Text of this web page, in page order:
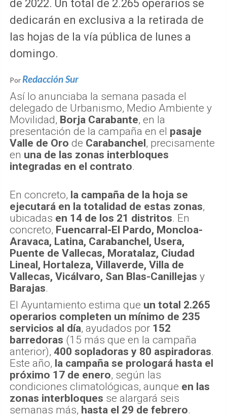
de 2022. Un total de 2.265 operarios se
dedicarán en exclusiva a la retirada de
las hojas de la vía pública de lunes a
domingo.
Por Redacción Sur
Así lo anunciaba la semana pasada el
delegado de Urbanismo, Medio Ambiente y
Movilidad, Borja Carabante, en la
presentación de la campaña en el pasaje
Valle de Oro de Carabanchel, precisamente
en una de las zonas interbloques
integradas en el contrato.
En concreto, la campaña de la hoja se
ejecutará en la totalidad de estas zonas,
ubicadas en 14 de los 21 distritos. En
concreto, Fuencarral-El Pardo, Moncloa-
Aravaca, Latina, Carabanchel, Usera,
Puente de Vallecas, Moratalaz, Ciudad
Lineal, Hortaleza, Villaverde, Villa de
Vallecas, Vicálvaro, San Blas-Canillejas y
Barajas.
El Ayuntamiento estima que un total 2.265
operarios completen un mínimo de 235
servicios al día, ayudados por 152
barredoras (15 más que en la campaña
anterior), 400 sopladoras y 80 aspiradoras.
Este año, la campaña se prologará hasta el
próximo 17 de enero, según las
condiciones climatológicas, aunque en las
zonas interbloques se alargará seis
semanas más, hasta el 29 de febrero.